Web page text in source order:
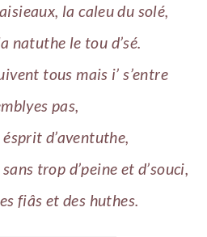
la caleu du solé,
natuthe le tou d’sé.
tous mais i’ s’entre
pas,
d’aventuthe,
trop d’peine et d’souci,
fiâs et des huthes.